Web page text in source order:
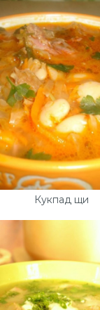
Кукпад щи